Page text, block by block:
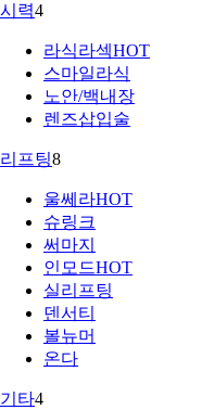
시력4
라식라섹HOT
스마일라식
노안/백내장
렌즈삽입술
리프팅8
울쎄라HOT
슈링크
써마지
인모드HOT
실리프팅
덴서티
볼뉴머
온다
기타4